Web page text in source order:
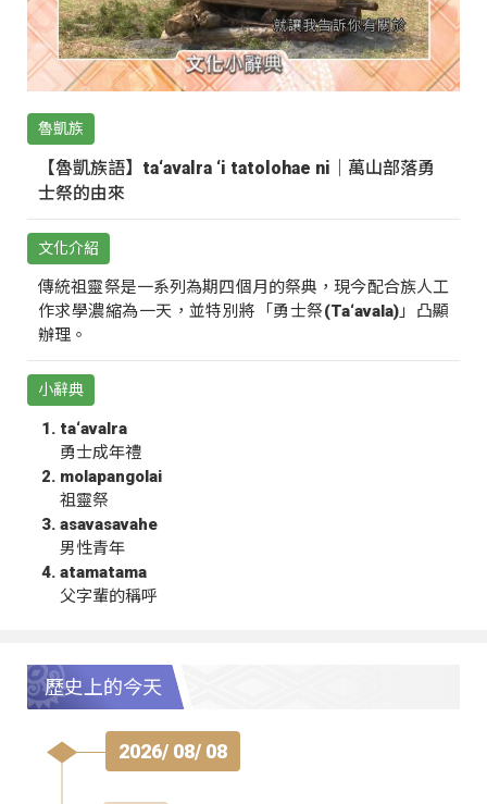
魯凱族
【魯凱族語】ta‘avalra ‘i tatolohae ni｜萬山部落勇
士祭的由來
文化介紹
傳統祖靈祭是一系列為期四個月的祭典，現今配合族人工
作求學濃縮為一天，並特別將「勇士祭(Ta‘avala)」凸顯
辦理。
小辭典
ta‘avalra
勇士成年禮
molapangolai
祖靈祭
asavasavahe
男性青年
atamatama
父字輩的稱呼
歷史上的今天
2026/ 08/ 08